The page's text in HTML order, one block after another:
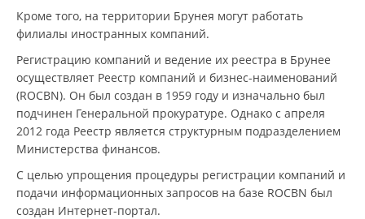
Кроме того, на территории Брунея могут работать
филиалы иностранных компаний.
Регистрацию компаний и ведение их реестра в Брунее
осуществляет Реестр компаний и бизнес-наименований
(ROCBN). Он был создан в 1959 году и изначально был
подчинен Генеральной прокуратуре. Однако с апреля
2012 года Реестр является структурным подразделением
Министерства финансов.
С целью упрощения процедуры регистрации компаний и
подачи информационных запросов на базе ROCBN был
создан Интернет-портал.